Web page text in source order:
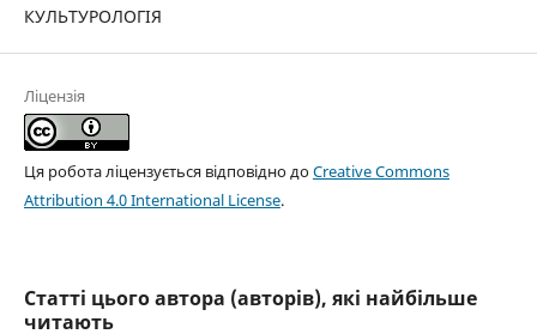
КУЛЬТУРОЛОГІЯ
Ліцензія
Ця робота ліцензується відповідно доCreative Commons
Attribution 4.0 International License.
Статті цього автора (авторів), які найбільше
читають